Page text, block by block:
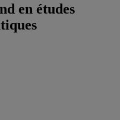
en études